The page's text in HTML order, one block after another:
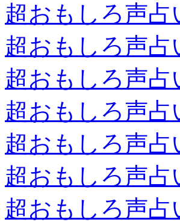
超おもしろ声占
超おもしろ声占
超おもしろ声占
超おもしろ声占
超おもしろ声占
超おもしろ声占
超おもしろ声占